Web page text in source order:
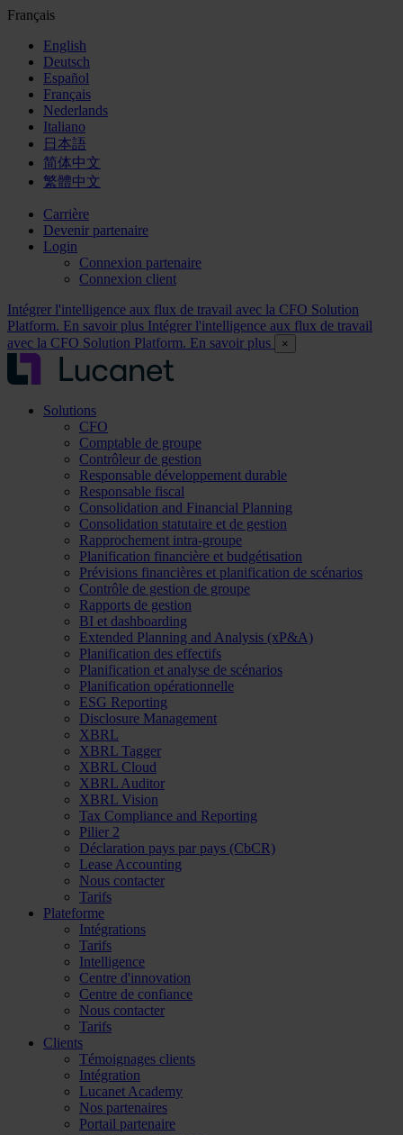
Français
English
Deutsch
Español
Français
Nederlands
Italiano
日本語
简体中文
繁體中文
Carrière
Devenir partenaire
Login
Connexion partenaire
Connexion client
Intégrer l'intelligence aux flux de travail avec la CFO Solution
Platform. En savoir plus Intégrer l'intelligence aux flux de travail
avec la CFO Solution Platform. En savoir plus
×
Solutions
CFO
Comptable de groupe
Contrôleur de gestion
Responsable développement durable
Responsable fiscal
Consolidation and Financial Planning
Consolidation statutaire et de gestion
Rapprochement intra-groupe
Planification financière et budgétisation
Prévisions financières et planification de scénarios
Contrôle de gestion de groupe
Rapports de gestion
BI et dashboarding
Extended Planning and Analysis (xP&A)
Planification des effectifs
Planification et analyse de scénarios
Planification opérationnelle
ESG Reporting
Disclosure Management
XBRL
XBRL Tagger
XBRL Cloud
XBRL Auditor
XBRL Vision
Tax Compliance and Reporting
Pilier 2
Déclaration pays par pays (CbCR)
Lease Accounting
Nous contacter
Tarifs
Plateforme
Intégrations
Tarifs
Intelligence
Centre d'innovation
Centre de confiance
Nous contacter
Tarifs
Clients
Témoignages clients
Intégration
Lucanet Academy
Nos partenaires
Portail partenaire